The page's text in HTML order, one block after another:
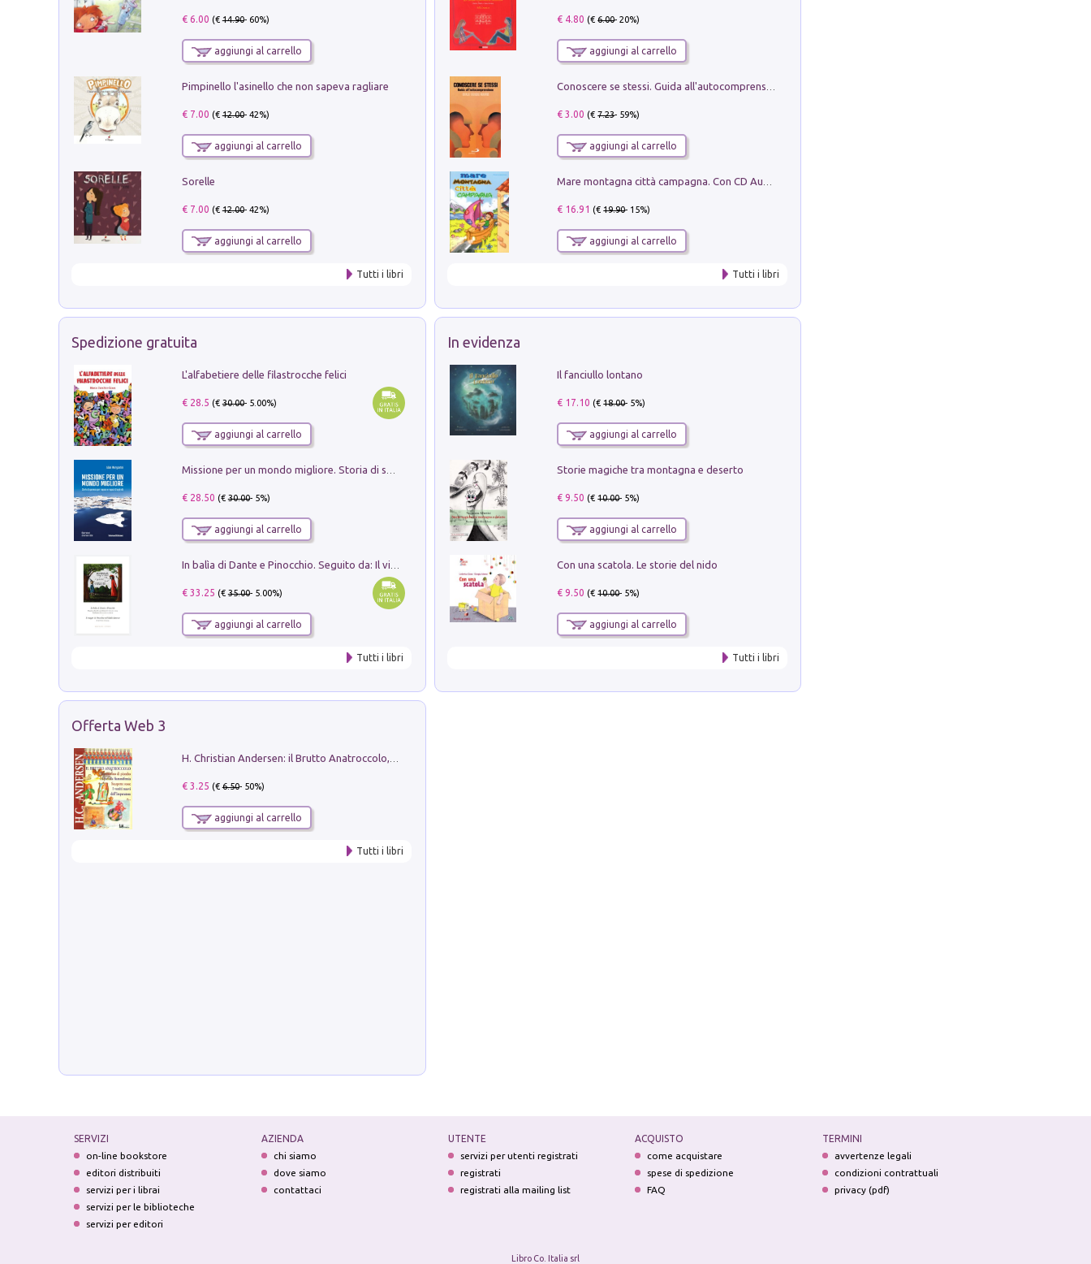
€ 6.00 (€14.90- 60%)
aggiungi al carrello
Pimpinello l'asinello che non sapeva ragliare
€ 7.00 (€12.00- 42%)
aggiungi al carrello
Sorelle
€ 7.00 (€12.00- 42%)
aggiungi al carrello
Tutti i libri
€ 4.80 (€6.00- 20%)
aggiungi al carrello
€ 3.00 (€7.23- 59%)
aggiungi al carrello
€ 16.91 (€19.90- 15%)
aggiungi al carrello
Tutti i libri
Spedizione gratuita
L'alfabetiere delle filastrocche felici
€ 28.5 (€30.00- 5.00%)
aggiungi al carrello
€ 28.50 (€30.00- 5%)
aggiungi al carrello
€ 33.25 (€35.00- 5.00%)
aggiungi al carrello
Tutti i libri
In evidenza
Il fanciullo lontano
€ 17.10 (€18.00- 5%)
aggiungi al carrello
Storie magiche tra montagna e deserto
€ 9.50 (€10.00- 5%)
aggiungi al carrello
Con una scatola. Le storie del nido
€ 9.50 (€10.00- 5%)
aggiungi al carrello
Tutti i libri
Offerta Web 3
€ 3.25 (€6.50- 50%)
aggiungi al carrello
Tutti i libri
SERVIZI
on-line bookstore
editori distribuiti
servizi per i librai
servizi per le biblioteche
servizi per editori
AZIENDA
chi siamo
dove siamo
contattaci
UTENTE
servizi per utenti registrati
registrati
registrati alla mailing list
ACQUISTO
come acquistare
spese di spedizione
FAQ
TERMINI
avvertenze legali
condizioni contrattuali
privacy (pdf)
Libro Co. Italia srl